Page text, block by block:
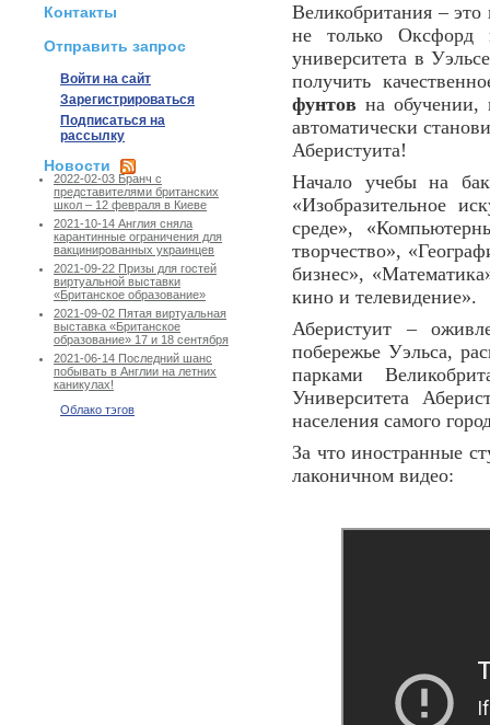
Контакты
Отправить запрос
Войти на сайт
Зарегистрироваться
Подписаться на
рассылку
Новости
2022-02-03 Бранч с
представителями британских
школ – 12 февраля в Киеве
2021-10-14 Англия сняла
карантинные ограничения для
вакцинированных украинцев
2021-09-22 Призы для гостей
виртуальной выставки
«Британское образование»
2021-09-02 Пятая виртуальная
выставка «Британское
образование» 17 и 18 сентября
2021-06-14 Последний шанс
побывать в Англии на летних
каникулах!
Облако тэгов
Великобритания –
не только
университета в
получить
фунтов на обучении,
автоматически
Аберистуита!
Начало учебы на
«Изобразительное
среде»,
творчество»,
бизнес»,
кино и телевидение».
Аберистуит –
побережье Уэльса,
парками
Университета
населения самого
За что иностранные
лаконичном видео: